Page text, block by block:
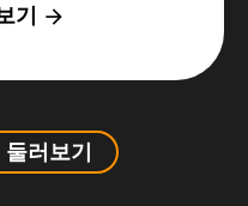
기 arrow_forward
러보기